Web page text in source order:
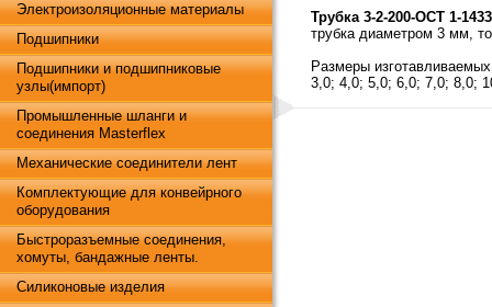
Электроизоляционные материалы
Подшипники
Подшипники и подшипниковые
узлы(импорт)
Промышленные шланги и
соединения Masterflex
Механические соединители лент
Комплектующие для конвейрного
оборудования
Быстроразъемные соединения,
хомуты, бандажные ленты.
Силиконовые изделия
Трубка 3-2-200-ОСТ 1-
трубка диаметром 3 мм,
Размеры
3,0; 4,0; 5,0; 6,0; 7,0; 8,0;